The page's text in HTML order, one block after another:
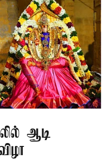
ஆடி